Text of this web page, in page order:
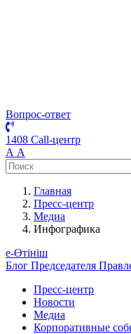
Вопрос-ответ
1408 Call-центр
А А
Главная
Пресс-центр
Медиа
Инфографика
е-Өтініш
Блог Председателя
Пресс-центр
Новости
Медиа
Корпоративные